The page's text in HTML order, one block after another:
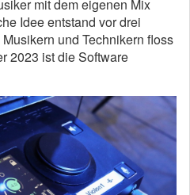
mit dem eigenen Mix
Idee entstand vor drei
und Technikern floss
2023 ist die Software